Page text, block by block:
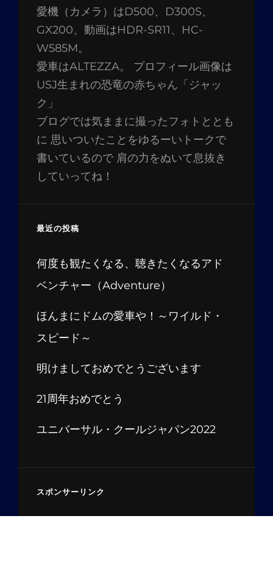
愛機（カメラ）はD500、D300S、
GX200、動画はHDR-SR11、HC-
W585M。
愛車はALTEZZA。 プロフィール画像は
USJ生まれの恐竜の赤ちゃん「ジャッ
ク」
ブログでは気ままに撮ったフォトととも
に 思いついたことをゆるーいトークで
書いているので 肩の力をぬいて息抜き
していってね！
最近の投稿
何度も観たくなる、聴きたくなるアド
ベンチャー（Adventure）
ほんまにドムの愛車や！～ワイルド・
スピード～
明けましておめでとうございます
21周年おめでとう
ユニバーサル・クールジャパン2022
スポンサーリンク